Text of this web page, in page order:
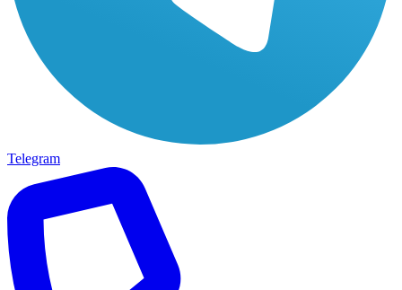
Telegram